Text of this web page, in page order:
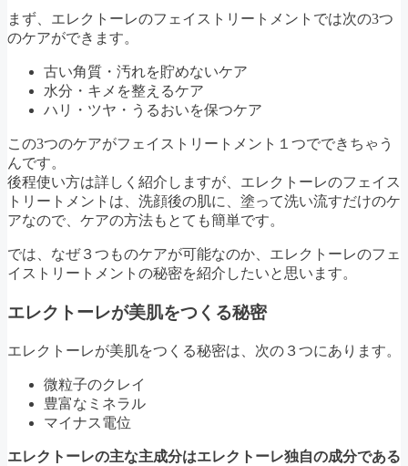
まず、エレクトーレのフェイストリートメントでは次の3つ
のケアができます。
古い角質・汚れを貯めないケア
水分・キメを整えるケア
ハリ・ツヤ・うるおいを保つケア
この3つのケアがフェイストリートメント１つでできちゃう
んです。
後程使い方は詳しく紹介しますが、エレクトーレのフェイス
トリートメントは、洗顔後の肌に、塗って洗い流すだけのケ
アなので、ケアの方法もとても簡単です。
では、なぜ３つものケアが可能なのか、エレクトーレのフェ
イストリートメントの秘密を紹介したいと思います。
エレクトーレが美肌をつくる秘密
エレクトーレが美肌をつくる秘密は、次の３つにあります。
微粒子のクレイ
豊富なミネラル
マイナス電位
エレクトーレの主な主成分はエレクトーレ独自の成分である